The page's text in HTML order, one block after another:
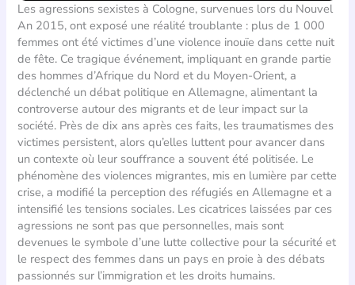
Les agressions sexistes à Cologne, survenues lors du Nouvel
An 2015, ont exposé une réalité troublante : plus de 1 000
femmes ont été victimes d’une violence inouïe dans cette nuit
de fête. Ce tragique événement, impliquant en grande partie
des hommes d’Afrique du Nord et du Moyen-Orient, a
déclenché un débat politique en Allemagne, alimentant la
controverse autour des migrants et de leur impact sur la
société. Près de dix ans après ces faits, les traumatismes des
victimes persistent, alors qu’elles luttent pour avancer dans
un contexte où leur souffrance a souvent été politisée. Le
phénomène des violences migrantes, mis en lumière par cette
crise, a modifié la perception des réfugiés en Allemagne et a
intensifié les tensions sociales. Les cicatrices laissées par ces
agressions ne sont pas que personnelles, mais sont
devenues le symbole d’une lutte collective pour la sécurité et
le respect des femmes dans un pays en proie à des débats
passionnés sur l’immigration et les droits humains.